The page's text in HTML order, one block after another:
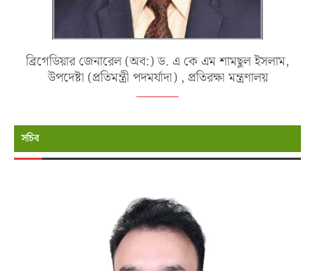
ব্রিগেডিয়ার জেনারেল (অব:) ড. এ কে এম শামছুল ইসলাম,
উপদেষ্টা (প্রতিমন্ত্রী পদমর্যাদা) , প্রতিরক্ষা মন্ত্রণালয়
সচিব